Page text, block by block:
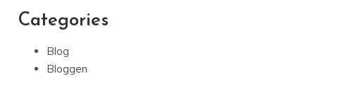
Categories
Blog
Bloggen